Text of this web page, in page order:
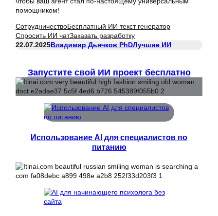
помощником!
СотрудничествоБесплатный ИИ текст генератор
Спросить ИИ чатЗаказать разработку
22.07.2025Владимир Дьячков PhDЛучшие ИИ
Запустите свой ИИ проект бесплатно
Использование AI для специалистов по
питанию